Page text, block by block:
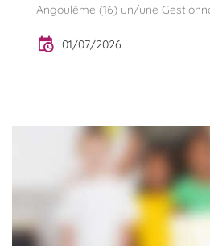
Angoulême (16) un/une
01/07/2026